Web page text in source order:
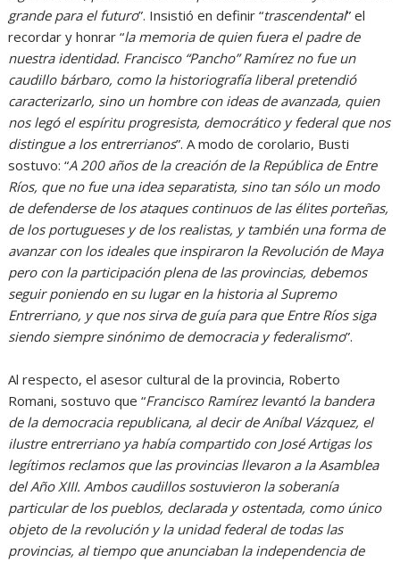
grande para el futuro”. Insistió en definir “trascendental” el
recordar y honrar “la memoria de quien fuera el padre de
nuestra identidad. Francisco “Pancho” Ramírez no fue un
caudillo bárbaro, como la historiografía liberal pretendió
caracterizarlo, sino un hombre con ideas de avanzada, quien
nos legó el espíritu progresista, democrático y federal que nos
distingue a los entrerrianos”. A modo de corolario, Busti
sostuvo: “A 200 años de la creación de la República de Entre
Ríos, que no fue una idea separatista, sino tan sólo un modo
de defenderse de los ataques continuos de las élites porteñas,
de los portugueses y de los realistas, y también una forma de
avanzar con los ideales que inspiraron la Revolución de Maya
pero con la participación plena de las provincias, debemos
seguir poniendo en su lugar en la historia al Supremo
Entrerriano, y que nos sirva de guía para que Entre Ríos siga
siendo siempre sinónimo de democracia y federalismo”.
Al respecto, el asesor cultural de la provincia, Roberto
Romani, sostuvo que “Francisco Ramírez levantó la bandera
de la democracia republicana, al decir de Aníbal Vázquez, el
ilustre entrerriano ya había compartido con José Artigas los
legítimos reclamos que las provincias llevaron a la Asamblea
del Año XIII. Ambos caudillos sostuvieron la soberanía
particular de los pueblos, declarada y ostentada, como único
objeto de la revolución y la unidad federal de todas las
provincias, al tiempo que anunciaban la independencia de